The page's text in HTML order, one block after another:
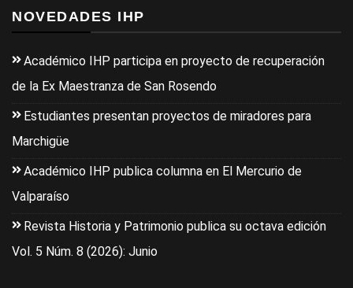
NOVEDADES IHP
Académico IHP participa en proyecto de recuperación
de la Ex Maestranza de San Rosendo
Estudiantes presentan proyectos de miradores para
Marchigüe
Académico IHP publica columna en El Mercurio de
Valparaíso
Revista Historia y Patrimonio publica su octava edición
Vol. 5 Núm. 8 (2026): Junio